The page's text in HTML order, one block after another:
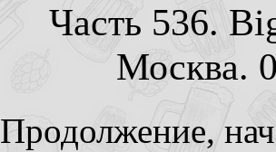
Часть 536.
Москва.
Продолжение,